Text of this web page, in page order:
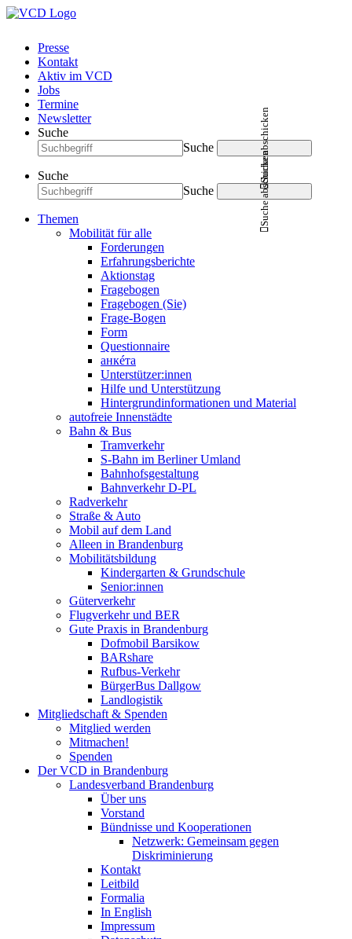
Presse
Kontakt
Aktiv im VCD
Jobs
Termine
Newsletter
Suche
Suche
Suche abschicken
Suche
Suche
Suche abschicken
Themen
Mobilität für alle
Forderungen
Erfahrungsberichte
Aktionstag
Fragebogen
Fragebogen (Sie)
Frage-Bogen
Form
Questionnaire
анкéта
Unterstützer:innen
Hilfe und Unterstützung
Hintergrundinformationen und Material
autofreie Innenstädte
Bahn & Bus
Tramverkehr
S-Bahn im Berliner Umland
Bahnhofsgestaltung
Bahnverkehr D-PL
Radverkehr
Straße & Auto
Mobil auf dem Land
Alleen in Brandenburg
Mobilitätsbildung
Kindergarten & Grundschule
Senior:innen
Güterverkehr
Flugverkehr und BER
Gute Praxis in Brandenburg
Dofmobil Barsikow
BARshare
Rufbus-Verkehr
BürgerBus Dallgow
Landlogistik
Mitgliedschaft & Spenden
Mitglied werden
Mitmachen!
Spenden
Der VCD in Brandenburg
Landesverband Brandenburg
Über uns
Vorstand
Bündnisse und Kooperationen
Netzwerk: Gemeinsam gegen
Diskriminierung
Kontakt
Leitbild
Formalia
In English
Impressum